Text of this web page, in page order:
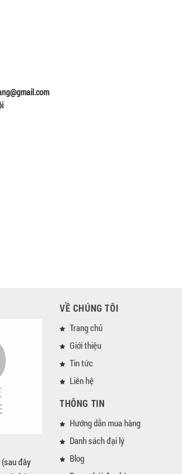
đây
VỀ CHÚNG TÔI
Trang chủ
Giới thiệu
Tin tức
Liên hệ
THÔNG TIN
Hướng dẫn mua hàng
Danh sách đại lý
Blog